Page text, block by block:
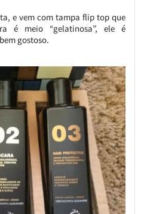
e vem com tampa flip top que
é meio “gelatinosa”, ele é
gostoso.